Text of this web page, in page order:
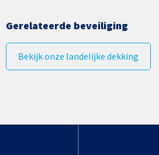
Gerelateerde beveiliging
Bekijk onze landelijke dekking